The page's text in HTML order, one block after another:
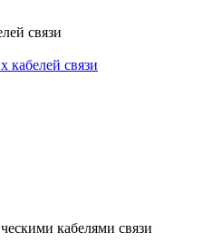
связи
кабелей связи
кабелями связи